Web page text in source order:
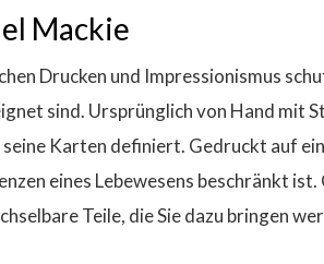
Mackie
Drucken und Impressionismus
sind. Ursprünglich von Hand mit
Karten definiert. Gedruckt auf
eines Lebewesens beschränkt
Teile, die Sie dazu bringen